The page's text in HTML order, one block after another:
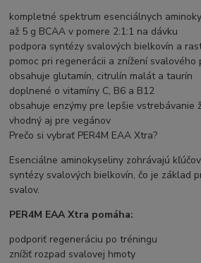
kompletné spektrum esenciálnych
až 5 g BCAA v pomere 2:1:1 na dávku
podpora syntézy svalových bielkovín a
pomoc pri regenerácii a znížení svalového
obsahuje glutamín, citrulín malát a taurín
doplnené o vitamíny C, B6 a B12
obsahuje enzýmy pre lepšie vstrebávanie
vhodný aj pre vegánov
Prečo si vybrať PER4M EAA Xtra?
Esenciálne aminokyseliny zohrávajú
syntézy svalových bielkovín, čo je základ
svalov.
PER4M EAA Xtra pomáha:
podporiť regeneráciu po tréningu
znížiť rozpad svalovej hmoty